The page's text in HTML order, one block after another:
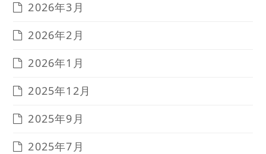
2026年3月
2026年2月
2026年1月
2025年12月
2025年9月
2025年7月